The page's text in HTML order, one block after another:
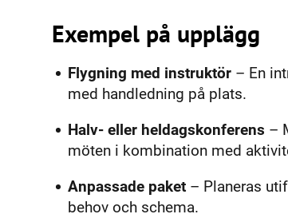
Exempel på upplägg
Flygning med instruktör – En
med handledning på plats.
Halv- eller heldagskonferens –
möten i kombination med
Anpassade paket – Planeras
behov och schema.